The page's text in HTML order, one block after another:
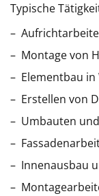
Typische
Montage von
Elementbau
Erstellen von
Umbauten
Innenausbau